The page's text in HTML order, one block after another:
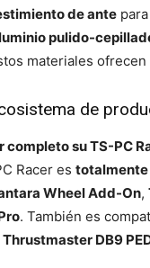
de ante
pulido-
materiales
de
completo su TS-PC
Racer es
Wheel Add-On,
. También es
Thrustmaster DB9